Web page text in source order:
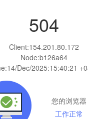
504
Client:154.201.80.172
Node:b126a64
14/Dec/2025:15:40:21
您的浏览器
工作正常